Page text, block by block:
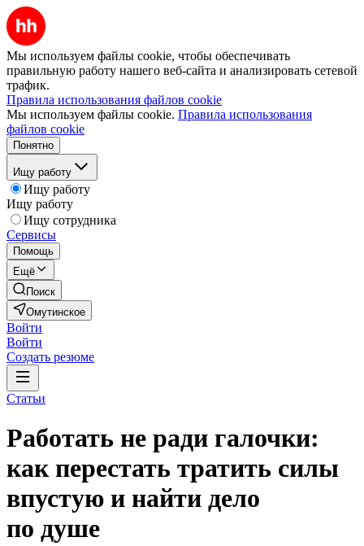
Мы используем файлы cookie, чтобы обеспечивать
правильную работу нашего веб-сайта и анализировать сетевой
трафик.
Правила использования файлов cookie
Мы используем файлы cookie. Правила использования
файлов cookie
Понятно
Ищу работу
Ищу работу
Ищу работу
Ищу сотрудника
Сервисы
Помощь
Ещё
Поиск
Омутинское
Войти
Войти
Создать резюме
Статьи
Работать не ради галочки:
как перестать тратить силы
впустую и найти дело
по душе